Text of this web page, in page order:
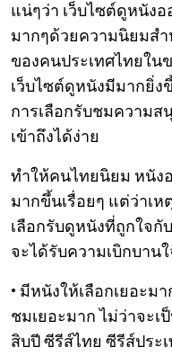
แน่ๆว่า เว็บไซต์ดูหนังอ
มากๆด้วยความนิยมส
ของคนประเทศไทยใน
เว็บไซต์ดูหนังมีมากยิ่ง
การเลือกรับชมความส
เข้าถึงได้ง่าย
ทำให้คนไทยนิยม หนังอ
มากขึ้นเรื่อยๆ แต่ว่าเ
เลือกรับดูหนังที่ถูกใจกั
จะได้รับความเบิกบาน
• มีหนังให้เลือกเยอะม
ชมเยอะมาก ไม่ว่าจะเ
สิบปี ซีรีส์ไทย ซีรีส์ประ